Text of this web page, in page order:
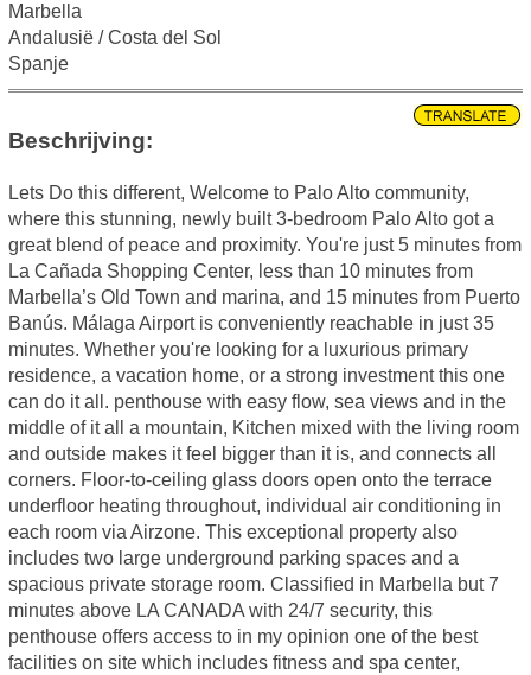
Marbella
Andalusië / Costa del Sol
Spanje
Beschrijving:
Lets Do this different, Welcome to Palo Alto community,
where this stunning, newly built 3-bedroom Palo Alto got a
great blend of peace and proximity. You're just 5 minutes from
La Cañada Shopping Center, less than 10 minutes from
Marbella’s Old Town and marina, and 15 minutes from Puerto
Banús. Málaga Airport is conveniently reachable in just 35
minutes. Whether you're looking for a luxurious primary
residence, a vacation home, or a strong investment this one
can do it all. penthouse with easy flow, sea views and in the
middle of it all a mountain, Kitchen mixed with the living room
and outside makes it feel bigger than it is, and connects all
corners. Floor-to-ceiling glass doors open onto the terrace
underfloor heating throughout, individual air conditioning in
each room via Airzone. This exceptional property also
includes two large underground parking spaces and a
spacious private storage room. Classified in Marbella but 7
minutes above LA CANADA with 24/7 security, this
penthouse offers access to in my opinion one of the best
facilities on site which includes fitness and spa center,